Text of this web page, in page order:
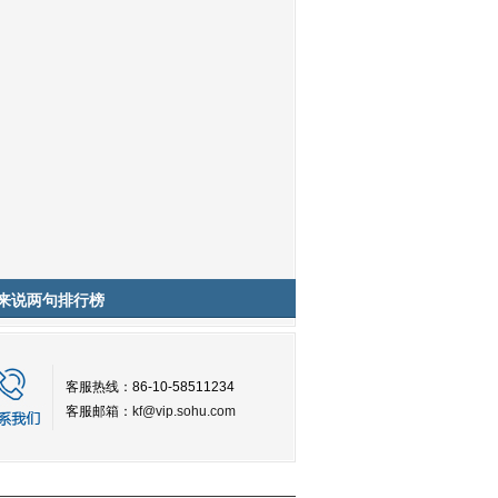
说两句排行榜
客服热线：86-10-58511234
客服邮箱： kf@vip.sohu.com